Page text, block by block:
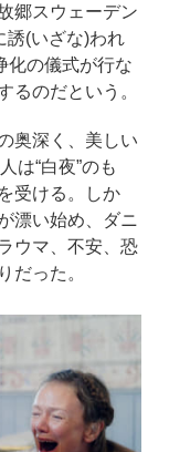
郷スウェーデン
誘(いざな)われ
化の儀式が行な
るのだという。
奥深く、美しい
は“白夜”のも
受ける。しか
漂い始め、ダニ
ウマ、不安、恐
った。